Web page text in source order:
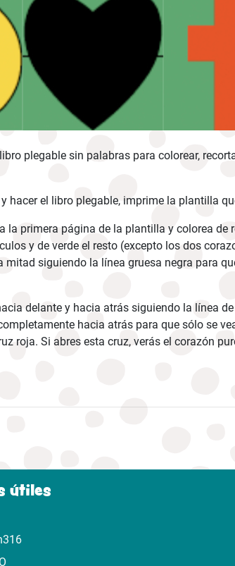
plegable sin palabras para colorear,
hacer el libro plegable, imprime la plantilla
la primera página de la plantilla y colorea de
y de verde el resto (excepto los dos
mitad siguiendo la línea gruesa negra para
delante y hacia atrás siguiendo la línea
hacia atrás para que sólo se
roja. Si abres esta cruz, verás el corazón
útiles